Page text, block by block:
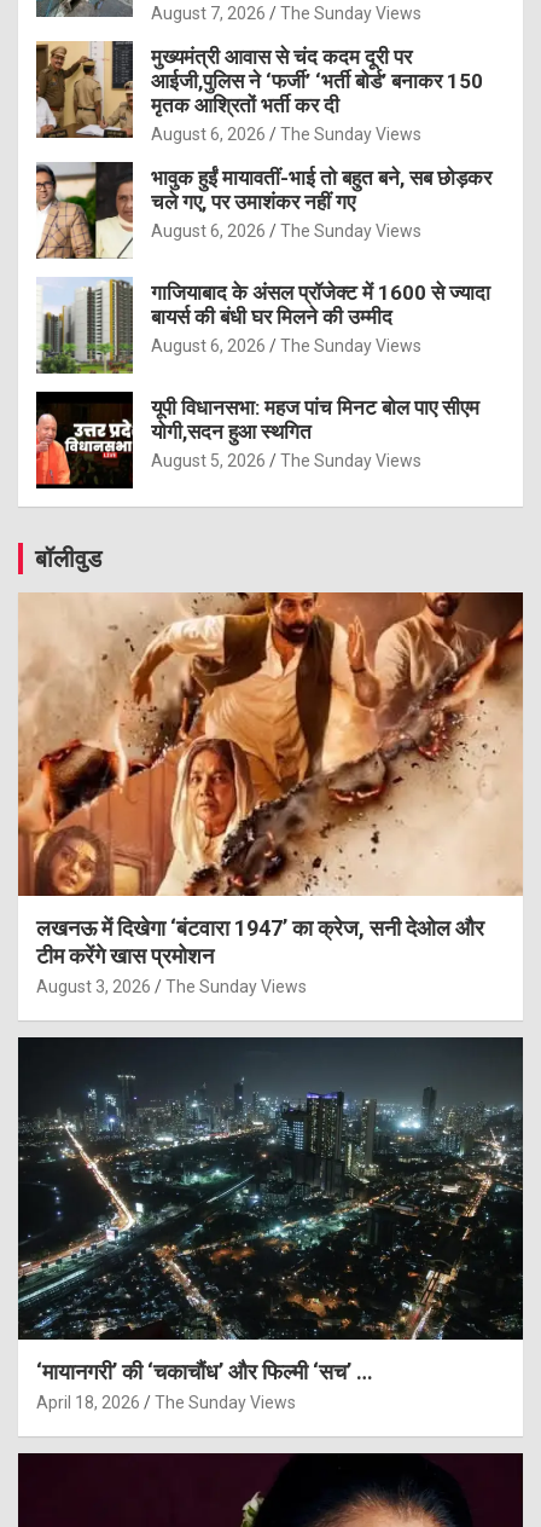
August 7, 2026 The Sunday Views
मुख्यमंत्री आवास से चंद कदम दूरी पर
आईजी,पुलिस ने ‘फर्जी’ ‘भर्ती बोर्ड’ बनाकर 150
मृतक आश्रितों भर्ती कर दी
August 6, 2026 The Sunday Views
भावुक हुईं मायावतीं-भाई तो बहुत बने, सब छोड़कर
चले गए, पर उमाशंकर नहीं गए
August 6, 2026 The Sunday Views
गाजियाबाद के अंसल प्रॉजेक्ट में 1600 से ज्यादा
बायर्स की बंधी घर मिलने की उम्मीद
August 6, 2026 The Sunday Views
यूपी विधानसभा: महज पांच मिनट बोल पाए सीएम
योगी,सदन हुआ स्थगित
August 5, 2026 The Sunday Views
बॉलीवुड
लखनऊ में दिखेगा ‘बंटवारा 1947’ का क्रेज, सनी देओल और
टीम करेंगे खास प्रमोशन
August 3, 2026 The Sunday Views
‘मायानगरी’ की ‘चकाचौंध’ और फिल्मी ‘सच’ …
April 18, 2026 The Sunday Views